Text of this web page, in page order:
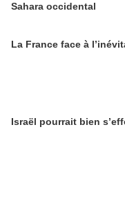
Sahara occidental
La France face à
Israël pourrait bien